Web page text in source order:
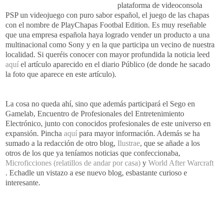
plataforma de videoconsola
PSP un videojuego con puro sabor español, el juego de las chapas
con el nombre de PlayChapas Footbal Edition. Es muy reseñable
que una empresa española haya logrado vender un producto a una
multinacional como Sony y en la que participa un vecino de nuestra
localidad. Si queréis conocer con mayor profundida la noticia leed
aquí el artículo aparecido en el diario Público (de donde he sacado
la foto que aparece en este artículo).
La cosa no queda ahí, sino que además participará el Sego en
Gamelab, Encuentro de Profesionales del Entretenimiento
Electrónico, junto con conocidos profesionales de este universo en
expansión. Pincha aquí para mayor información. Además se ha
sumado a la redacción de otro blog, Ilustrae, que se añade a los
otros de los que ya teníamos noticias que confeccionaba,
Microficciones (relatillos de andar por casa) y World After Warcraft
. Echadle un vistazo a ese nuevo blog, esbastante curioso e
interesante.